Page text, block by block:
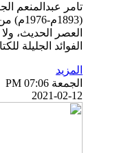
تامر عبدالمنعم
العصر الحديث،
الفوائد الجليلة
المزيد
الجمعة PM 07:06
2021-02-12